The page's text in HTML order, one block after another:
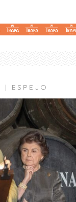
| ESPEJO